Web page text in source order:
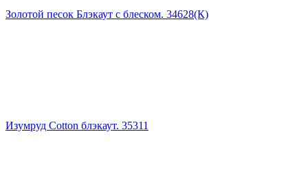
Золотой песок Блэкаут с блеском. 34628(К)
Изумруд Cotton блэкаут. 35311